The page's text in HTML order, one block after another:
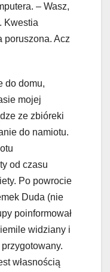
– Wasz,
Kwestia
poruszona. Acz
do domu,
mojej
ze zbióreki
do namiotu.
od czasu
Po powrocie
Duda (nie
poinformował
widziany i
własnością